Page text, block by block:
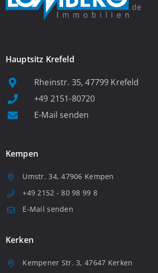
Hauptsitz Krefeld
Rheinstr. 35, 47799 Krefeld
+49 2151-80720
E-Mail senden
Kempen
Umstr. 34, 47906 Kempen
+49 2152 - 80 98 99 8
E-Mail senden
Kerken
Kempener Str. 3, 47647 Kerken